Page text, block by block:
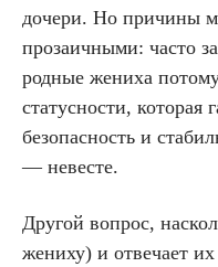
дочери. Но причины
прозаичными: часто
родные жениха
статусности, которая
безопасность и
— невесте.
Другой вопрос,
жениху) и отвечает